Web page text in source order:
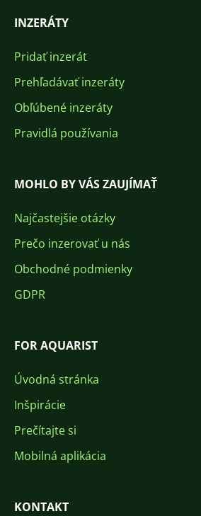
INZERÁTY
Pridať inzerát
Prehľadávať inzeráty
Obľúbené inzeráty
Pravidlá používania
MOHLO BY VÁS ZAUJÍMAŤ
Najčastejšie otázky
Prečo inzerovať u nás
Obchodné podmienky
GDPR
FOR AQUARIST
Úvodná stránka
Inšpirácie
Prečítajte si
Mobilná aplikácia
KONTAKT